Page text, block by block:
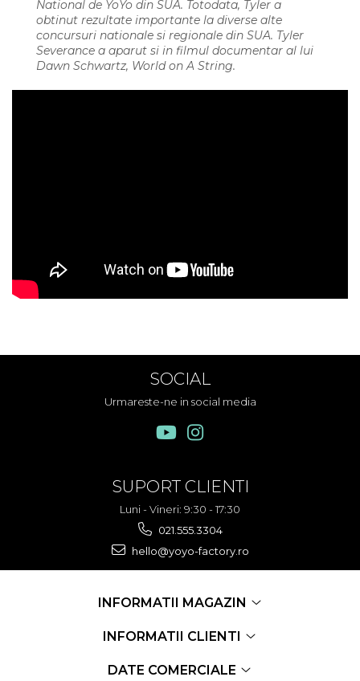
National de YoYo din SUA. Totodata, Tyler a
obtinut rezultate importante la diverse alte
concursuri nationale si regionale din SUA. Tyler
Severance a aparut si in filmul documentar al lui
Dawn Schwartz, World on A String.
SOCIAL
Urmareste-ne in social media
SUPORT CLIENTI
Luni - Vineri: 9:30 - 17:30
021.555.3304
hello@yoyo-factory.ro
INFORMATII MAGAZIN
INFORMATII CLIENTI
DATE COMERCIALE